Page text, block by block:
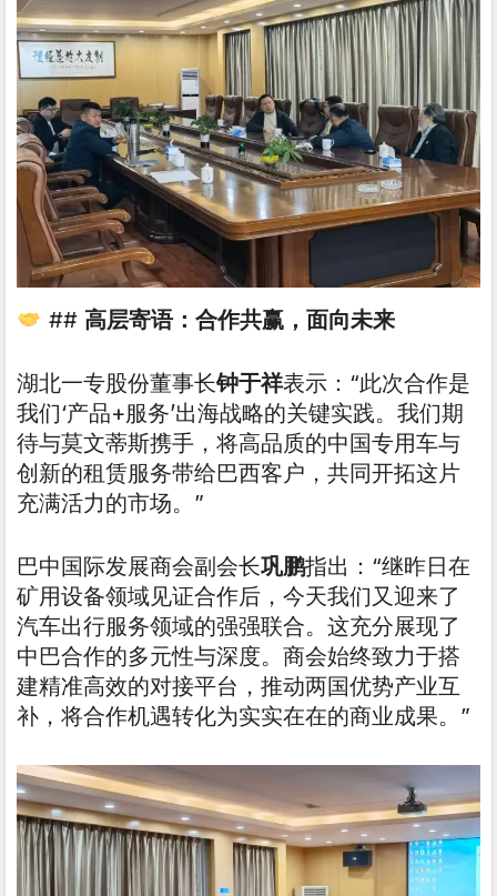
## 高层寄语：合作共赢，面向未来
湖北一专股份董事长钟于祥表示：“此次合作是
我们‘产品+服务’出海战略的关键实践。我们期
待与莫文蒂斯携手，将高品质的中国专用车与
创新的租赁服务带给巴西客户，共同开拓这片
充满活力的市场。”
巴中国际发展商会副会长巩鹏指出：“继昨日在
矿用设备领域见证合作后，今天我们又迎来了
汽车出行服务领域的强强联合。这充分展现了
中巴合作的多元性与深度。商会始终致力于搭
建精准高效的对接平台，推动两国优势产业互
补，将合作机遇转化为实实在在的商业成果。”